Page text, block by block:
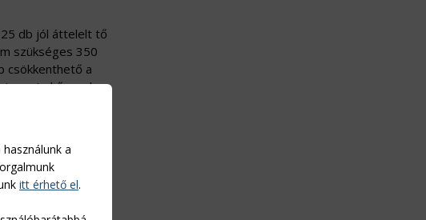
db jól áttelelt tő
szükséges 350
csökkenthető a
mind ősszel,
itt a
a
itt érhető el.